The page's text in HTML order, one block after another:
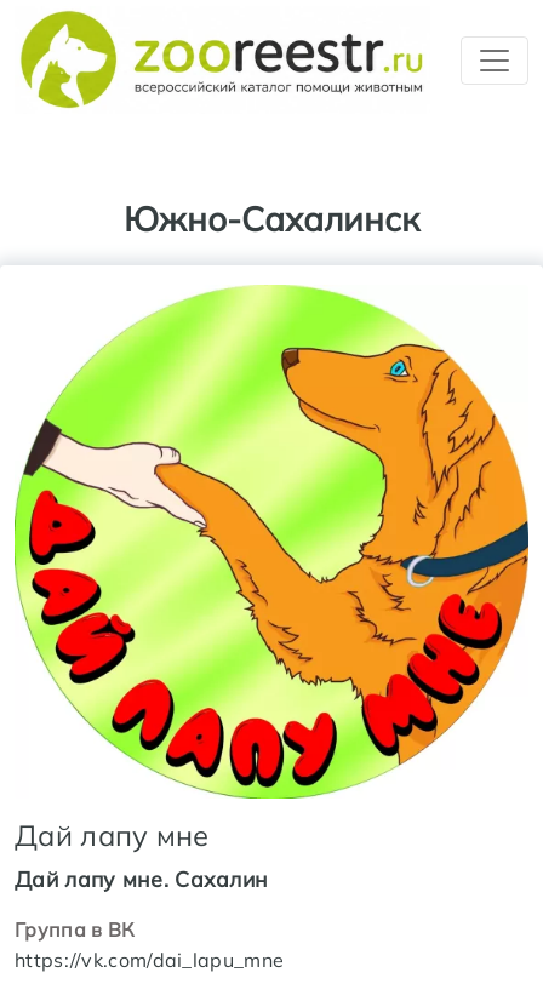
Южно-Сахалинск
Дай лапу мне
Дай лапу мне. Сахалин
Группа в ВК
https://vk.com/dai_lapu_mne